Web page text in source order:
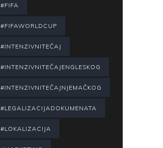
#FIFA
#FIFAWORLDCUP
#INTENZIVNITEČAJ
#INTENZIVNITEČAJENGLESKOG
#INTENZIVNITEČAJNJEMAČKOG
#LEGALIZACIJADOKUMENATA
#LOKALIZACIJA